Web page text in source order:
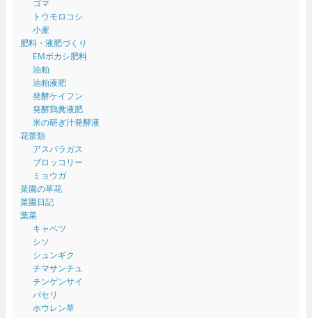
ゴマ
トウモロコシ
小麦
肥料・液肥づくり
EMボカシ肥料
油粕
油粕液肥
発酵ケイフン
発酵鶏糞液肥
米の研ぎ汁発酵液
花蕾類
アスパラガス
ブロッコリー
ミョウガ
菜園の草花
菜園日記
葉菜
キャベツ
シソ
シュンギク
チマサンチュ
チンゲンサイ
パセリ
ホウレン草